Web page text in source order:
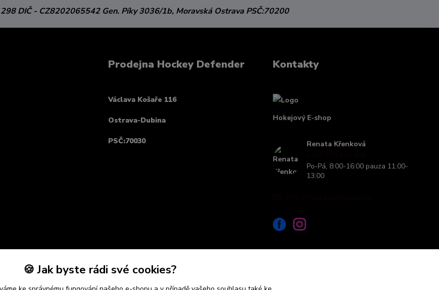
DIČ - CZ8202065542 Gen. Píky 3036/1b, Moravská Ostrava PSČ:70200
Prodejna Hockey Defender
Václava Košaře 116
Ostrava-Dubina
PSČ:70030
Kontakty
Hokejový E-shop
Renata Křenková
Po-Pá, 8:00-16:00 pauza 11:00-
13:00
🍪 Jak byste rádi své cookies?